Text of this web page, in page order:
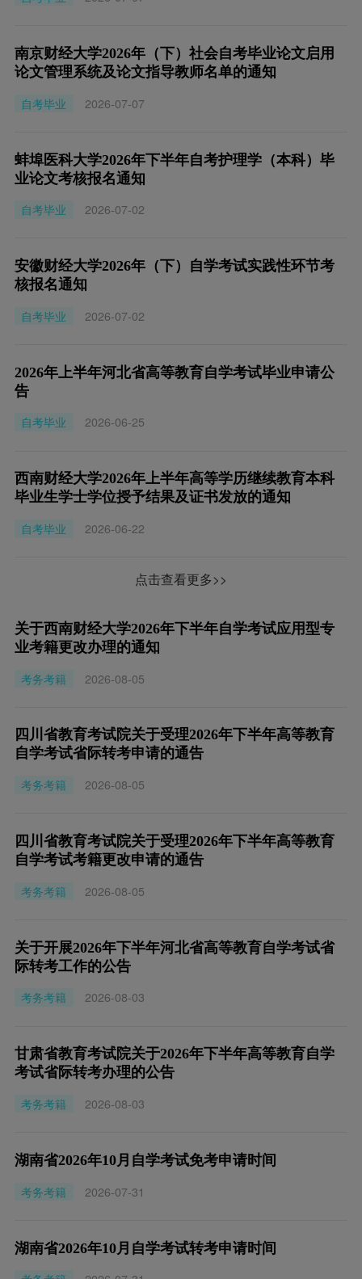
南京财经大学2026年（下）社会自考毕业论文启用
论文管理系统及论文指导教师名单的通知
自考毕业
2026-07-07
蚌埠医科大学2026年下半年自考护理学（本科）毕
业论文考核报名通知
自考毕业
2026-07-02
安徽财经大学2026年（下）自学考试实践性环节考
核报名通知
自考毕业
2026-07-02
2026年上半年河北省高等教育自学考试毕业申请公
告
自考毕业
2026-06-25
西南财经大学2026年上半年高等学历继续教育本科
毕业生学士学位授予结果及证书发放的通知
自考毕业
2026-06-22
点击查看更多>>
关于西南财经大学2026年下半年自学考试应用型专
业考籍更改办理的通知
考务考籍
2026-08-05
四川省教育考试院关于受理2026年下半年高等教育
自学考试省际转考申请的通告
考务考籍
2026-08-05
四川省教育考试院关于受理2026年下半年高等教育
自学考试考籍更改申请的通告
考务考籍
2026-08-05
关于开展2026年下半年河北省高等教育自学考试省
际转考工作的公告
考务考籍
2026-08-03
甘肃省教育考试院关于2026年下半年高等教育自学
考试省际转考办理的公告
考务考籍
2026-08-03
湖南省2026年10月自学考试免考申请时间
考务考籍
2026-07-31
湖南省2026年10月自学考试转考申请时间